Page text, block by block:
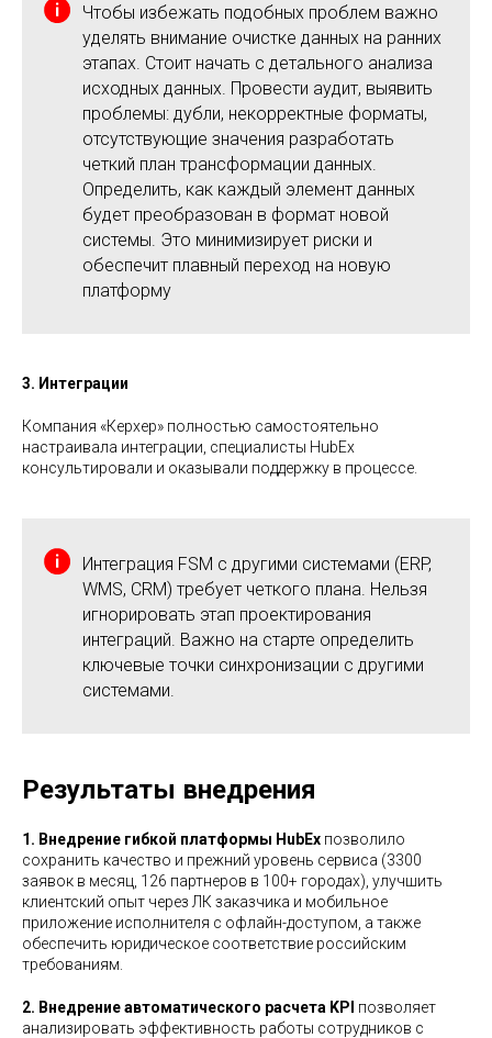
Чтобы избежать подобных проблем важно
уделять внимание очистке данных на ранних
этапах. Стоит начать с детального анализа
исходных данных. Провести аудит, выявить
проблемы: дубли, некорректные форматы,
отсутствующие значения разработать
четкий план трансформации данных.
Определить, как каждый элемент данных
будет преобразован в формат новой
системы. Это минимизирует риски и
обеспечит плавный переход на новую
платформу
3. Интеграции
Компания «Керхер» полностью самостоятельно
настраивала интеграции, специалисты HubEx
консультировали и оказывали поддержку в процессе.
Интеграция FSM с другими системами (ERP,
WMS, CRM) требует четкого плана. Нельзя
игнорировать этап проектирования
интеграций. Важно на старте определить
ключевые точки синхронизации с другими
системами.
Результаты внедрения
1. Внедрение гибкой платформы HubEx позволило
сохранить качество и прежний уровень сервиса (3300
заявок в месяц, 126 партнеров в 100+ городах), улучшить
клиентский опыт через ЛК заказчика и мобильное
приложение исполнителя с офлайн-доступом, а также
обеспечить юридическое соответствие российским
требованиям.
2. Внедрение автоматического расчета KPI позволяет
анализировать эффективность работы сотрудников с